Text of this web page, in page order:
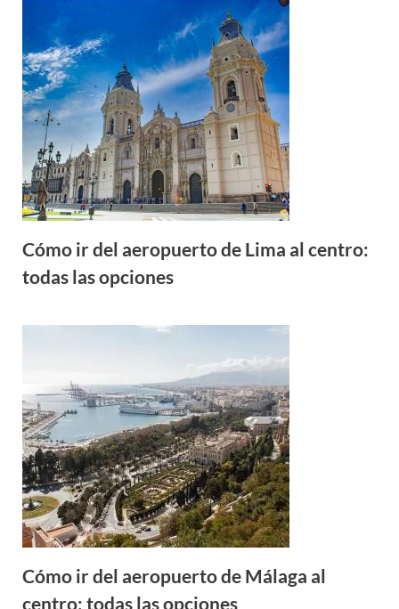
Cómo ir del aeropuerto de Lima al centro:
todas las opciones
Cómo ir del aeropuerto de Málaga al
centro: todas las opciones